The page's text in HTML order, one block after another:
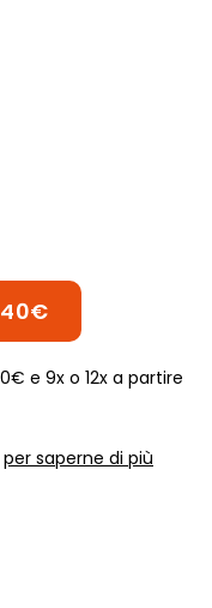
e 9x o 12x a partire
per saperne di più